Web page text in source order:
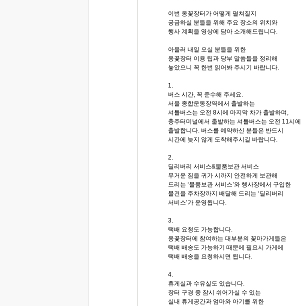
이번 옹꽃장터가 어떻게 펼쳐질지
궁금하실 분들을 위해 주요 장소의 위치와
행사 계획을 영상에 담아 소개해드립니다.
아울러 내일 오실 분들을 위한
옹꽃장터 이용 팁과 당부 말씀들을 정리해
놓았으니 꼭 한번 읽어봐 주시기 바랍니다.
1.
버스 시간, 꼭 준수해 주세요.
서울 종합운동장역에서 출발하는
셔틀버스는 오전 8시에 마지막 차가 출발하며,
충주터미널에서 출발하는 셔틀버스는 오전 11시에
출발합니다. 버스를 예약하신 분들은 반드시
시간에 늦지 않게 도착해주시길 바랍니다.
2.
딜리버리 서비스&물품보관 서비스
무거운 짐을 귀가 시까지 안전하게 보관해
드리는 ‘물품보관 서비스’와 행사장에서 구입한
물건을 주차장까지 배달해 드리는 ‘딜리버리
서비스’가 운영됩니다.
3.
택배 요청도 가능합니다.
옹꽃장터에 참여하는 대부분의 꽃마가게들은
택배 배송도 가능하기 때문에 필요시 가게에
택배 배송을 요청하시면 됩니다.
4.
휴게실과 수유실도 있습니다.
장터 구경 중 잠시 쉬어가실 수 있는
실내 휴게공간과 엄마와 아기를 위한